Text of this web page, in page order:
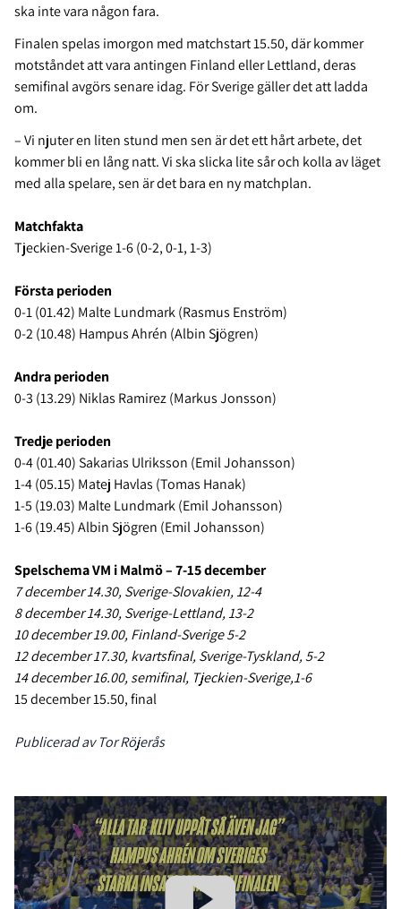
ska inte vara någon fara.
Finalen spelas imorgon med matchstart 15.50, där kommer
motståndet att vara antingen Finland eller Lettland, deras
semifinal avgörs senare idag. För Sverige gäller det att ladda
om.
– Vi njuter en liten stund men sen är det ett hårt arbete, det
kommer bli en lång natt. Vi ska slicka lite sår och kolla av läget
med alla spelare, sen är det bara en ny matchplan.
Matchfakta
Tjeckien-Sverige 1-6 (0-2, 0-1, 1-3)
Första perioden
0-1 (01.42) Malte Lundmark (Rasmus Enström)
0-2 (10.48) Hampus Ahrén (Albin Sjögren)
Andra perioden
0-3 (13.29) Niklas Ramirez (Markus Jonsson)
Tredje perioden
0-4 (01.40) Sakarias Ulriksson (Emil Johansson)
1-4 (05.15) Matej Havlas (Tomas Hanak)
1-5 (19.03) Malte Lundmark (Emil Johansson)
1-6 (19.45) Albin Sjögren (Emil Johansson)
Spelschema VM i Malmö – 7-15 december
7 december 14.30, Sverige-Slovakien, 12-4
8 december 14.30, Sverige-Lettland, 13-2
10 december 19.00, Finland-Sverige 5-2
12 december 17.30, kvartsfinal, Sverige-Tyskland, 5-2
14 december 16.00, semifinal, Tjeckien-Sverige,1-6
15 december 15.50, final
Publicerad av Tor Röjerås